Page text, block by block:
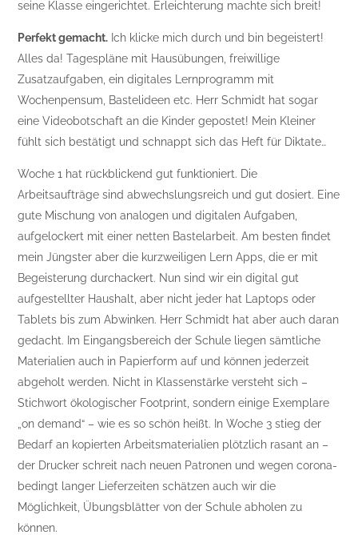
seine Klasse eingerichtet. Erleichterung machte sich breit!
Perfekt gemacht. Ich klicke mich durch und bin begeistert!
Alles da! Tagespläne mit Hausübungen, freiwillige
Zusatzaufgaben, ein digitales Lernprogramm mit
Wochenpensum, Bastelideen etc. Herr Schmidt hat sogar
eine Videobotschaft an die Kinder gepostet! Mein Kleiner
fühlt sich bestätigt und schnappt sich das Heft für Diktate…
Woche 1 hat rückblickend gut funktioniert. Die
Arbeitsaufträge sind abwechslungsreich und gut dosiert. Eine
gute Mischung von analogen und digitalen Aufgaben,
aufgelockert mit einer netten Bastelarbeit. Am besten findet
mein Jüngster aber die kurzweiligen Lern Apps, die er mit
Begeisterung durchackert. Nun sind wir ein digital gut
aufgestellter Haushalt, aber nicht jeder hat Laptops oder
Tablets bis zum Abwinken. Herr Schmidt hat aber auch daran
gedacht. Im Eingangsbereich der Schule liegen sämtliche
Materialien auch in Papierform auf und können jederzeit
abgeholt werden. Nicht in Klassenstärke versteht sich –
Stichwort ökologischer Footprint, sondern einige Exemplare
„on demand“ – wie es so schön heißt. In Woche 3 stieg der
Bedarf an kopierten Arbeitsmaterialien plötzlich rasant an –
der Drucker schreit nach neuen Patronen und wegen corona-
bedingt langer Lieferzeiten schätzen auch wir die
Möglichkeit, Übungsblätter von der Schule abholen zu
können.